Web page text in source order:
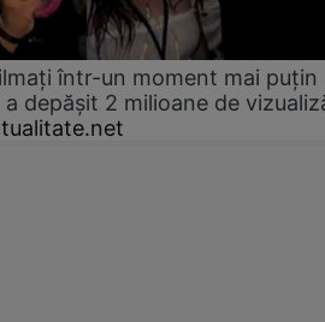
într-un moment mai puțin
depășit 2 milioane de